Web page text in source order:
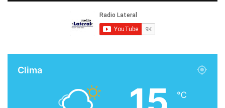
Clima
℃